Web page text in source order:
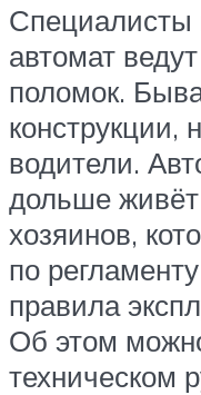
Специалисты
автомат
поломок.
конструкции,
водители.
дольше
хозяинов,
по
правила
Об этом
техническом